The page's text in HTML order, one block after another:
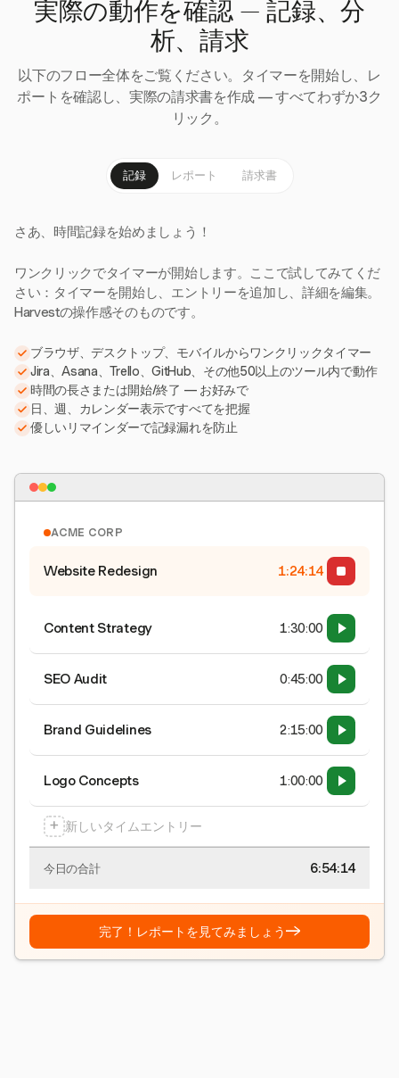
実際の動作を確認 — 記録、分
析、請求
以下のフロー全体をご覧ください。タイマーを開始し、レ
ポートを確認し、実際の請求書を作成 — すべてわずか3ク
リック。
記録 レポート 請求書
さあ、時間記録を始めましょう！
ワンクリックでタイマーが開始します。ここで試してみてくだ
さい：タイマーを開始し、エントリーを追加し、詳細を編集。
Harvestの操作感そのものです。
ブラウザ、デスクトップ、モバイルからワンクリックタイマー
Jira、Asana、Trello、GitHub、その他50以上のツール内で動作
時間の長さまたは開始/終了 — お好みで
日、週、カレンダー表示ですべてを把握
優しいリマインダーで記録漏れを防止
ACME CORP
Website Redesign 1:24:15
Content Strategy 1:30:00
SEO Audit 0:45:00
Brand Guidelines 2:15:00
Logo Concepts 1:00:00
+ 新しいタイムエントリー
今日の合計 6:54:15
完了！レポートを見てみましょう→